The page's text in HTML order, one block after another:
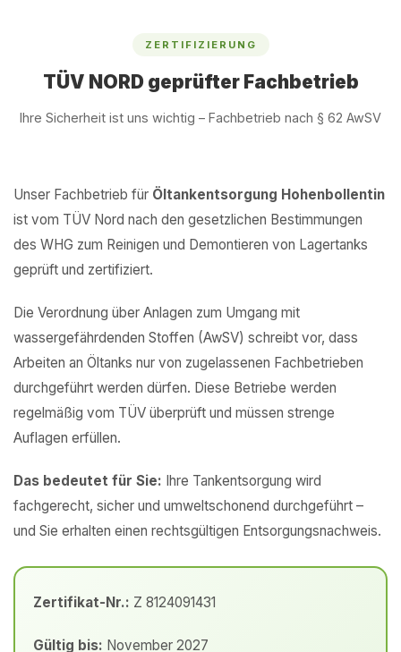
ZERTIFIZIERUNG
TÜV NORD geprüfter Fachbetrieb
Ihre Sicherheit ist uns wichtig – Fachbetrieb nach § 62 AwSV
Unser Fachbetrieb für Öltankentsorgung Hohenbollentin
ist vom TÜV Nord nach den gesetzlichen Bestimmungen
des WHG zum Reinigen und Demontieren von Lagertanks
geprüft und zertifiziert.
Die Verordnung über Anlagen zum Umgang mit
wassergefährdenden Stoffen (AwSV) schreibt vor, dass
Arbeiten an Öltanks nur von zugelassenen Fachbetrieben
durchgeführt werden dürfen. Diese Betriebe werden
regelmäßig vom TÜV überprüft und müssen strenge
Auflagen erfüllen.
Das bedeutet für Sie: Ihre Tankentsorgung wird
fachgerecht, sicher und umweltschonend durchgeführt –
und Sie erhalten einen rechtsgültigen Entsorgungsnachweis.
Zertifikat-Nr.: Z 8124091431
Gültig bis: November 2027